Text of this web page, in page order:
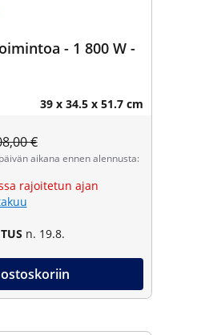
- 1 800 W -
39 x 34.5 x 51.7 cm
€
aikana ennen alennusta:
rajoitetun ajan
n. 19.8.